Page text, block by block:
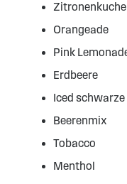
Orangeade
Pink
Erdbeere
Iced
Beerenmix
Tobacco
Menthol